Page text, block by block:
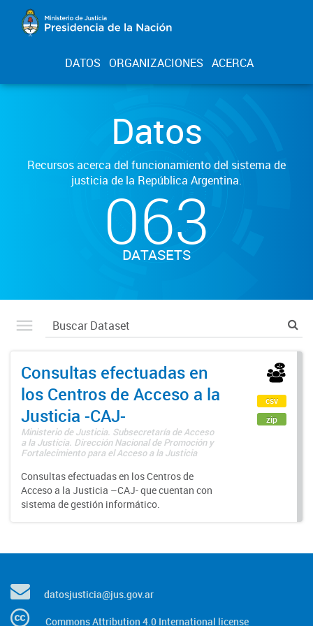
DATOS ORGANIZACIONES ACERCA
Datos
Recursos acerca del funcionamiento del sistema de
justicia de la República Argentina.
063
DATASETS
Consultas efectuadas en
los Centros de Acceso a la
Justicia -CAJ-
Ministerio de Justicia. Subsecretaría de Acceso
a la Justicia. Dirección Nacional de Promoción y
Fortalecimiento para el Acceso a la Justicia
Consultas efectuadas en los Centros de
Acceso a la Justicia –CAJ- que cuentan con
sistema de gestión informático.
csv
zip
datosjusticia@jus.gov.ar
Commons Attribution 4.0 International license